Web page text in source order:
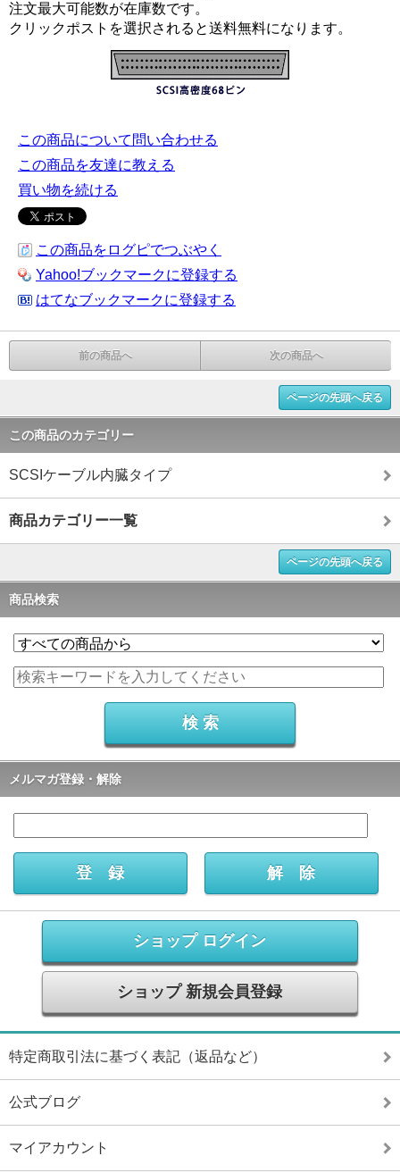
注文最大可能数が在庫数です。
クリックポストを選択されると送料無料になります。
この商品について問い合わせる
この商品を友達に教える
買い物を続ける
この商品をログピでつぶやく
Yahoo!ブックマークに登録する
はてなブックマークに登録する
前の商品へ 次の商品へ
ページの先頭へ戻る
この商品のカテゴリー
SCSIケーブル内臓タイプ
商品カテゴリー一覧
ページの先頭へ戻る
商品検索
メルマガ登録・解除
ショップ ログイン
ショップ 新規会員登録
特定商取引法に基づく表記（返品など）
公式ブログ
マイアカウント